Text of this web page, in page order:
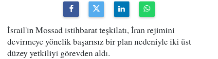
İsrail'in Mossad istihbarat teşkilatı, İran rejimini
devirmeye yönelik başarısız bir plan nedeniyle iki üst
düzey yetkiliyi görevden aldı.